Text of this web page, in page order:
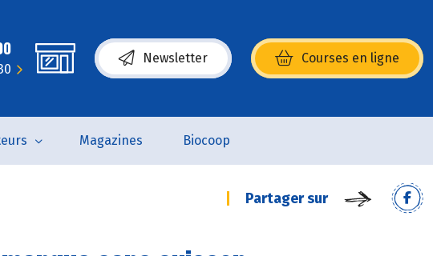
Newsletter Courses en ligne
(s’ouvre dans une nouvelle fenêtre)
Magazines Biocoop
Partager sur